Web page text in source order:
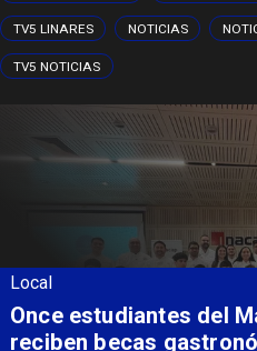
TV5 LINARES NOTICIAS
TV5 NOTICIAS
Local
Álvarez-Salamanca
apuesta regional para